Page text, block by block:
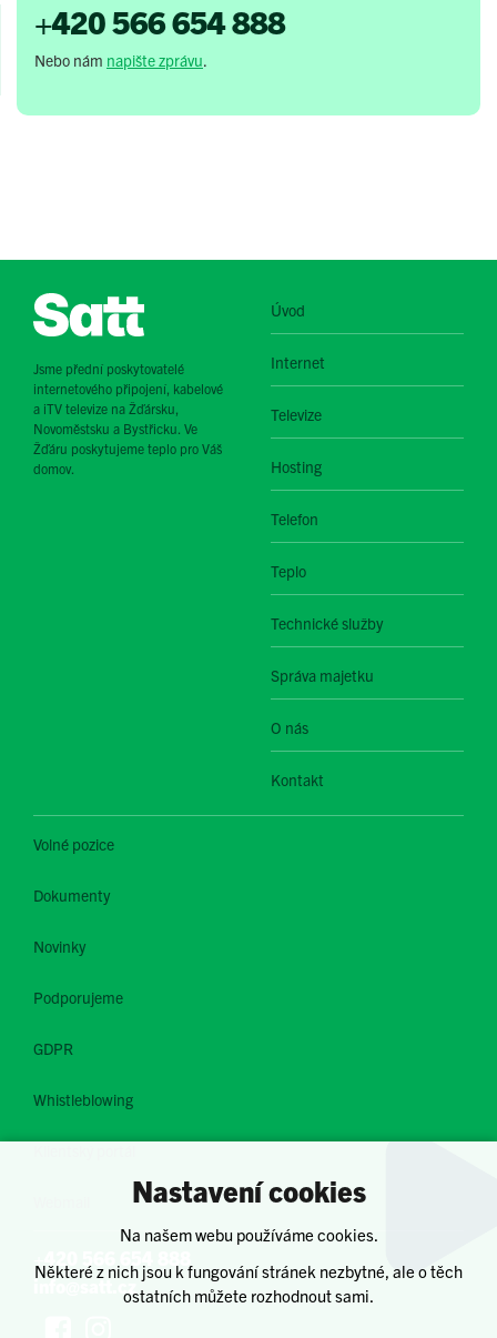
Nastavení cookies
Na našem webu používáme cookies.
Některé z nich jsou k fungování stránek nezbytné, ale o těch
ostatních můžete rozhodnout sami.
+420 566 654 888
Nebo nám napište zprávu.
Jsme přední poskytovatelé
internetového připojení, kabelové
a iTV televize na Žďársku,
Novoměstsku a Bystřicku. Ve
Žďáru poskytujeme teplo pro Váš
domov.
Úvod
Internet
Televize
Hosting
Telefon
Teplo
Technické služby
Správa majetku
O nás
Kontakt
Volné pozice
Dokumenty
Novinky
Podporujeme
GDPR
Whistleblowing
info@satt.cz